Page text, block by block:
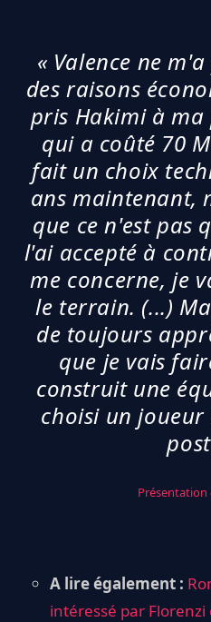
« Valence ne
des raisons
pris Hakimi à
qui a coûté 70
fait un choix
ans maintenant,
que ce n'est pas
l'ai accepté à
me concerne, je
le terrain. (...)
de toujours
que je vais
construit une
choisi un
Présentation
A lire également :
intéressé par Florenzi